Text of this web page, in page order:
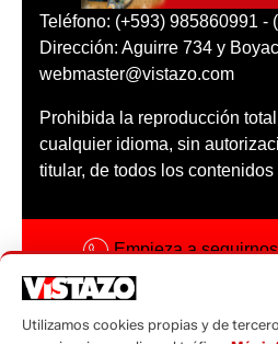
Teléfono: (+593) 985860991 -
Dirección: Aguirre 734 y
webmaster@vistazo.com
Prohibida la reproducción
cualquier idioma, sin
titular, de todos los
Empieza a
Código ética
Utilizamos cookies propias y de